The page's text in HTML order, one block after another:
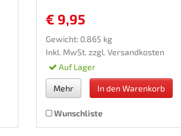
€ 9,95
Gewicht: 0.865 kg
Inkl. MwSt. zzgl. Versandkosten
Auf Lager
Mehr In den Warenkorb
Wunschliste